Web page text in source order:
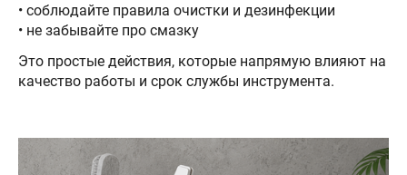
• соблюдайте правила очистки и дезинфекции
• не забывайте про смазку
Это простые действия, которые напрямую влияют на
качество работы и срок службы инструмента.